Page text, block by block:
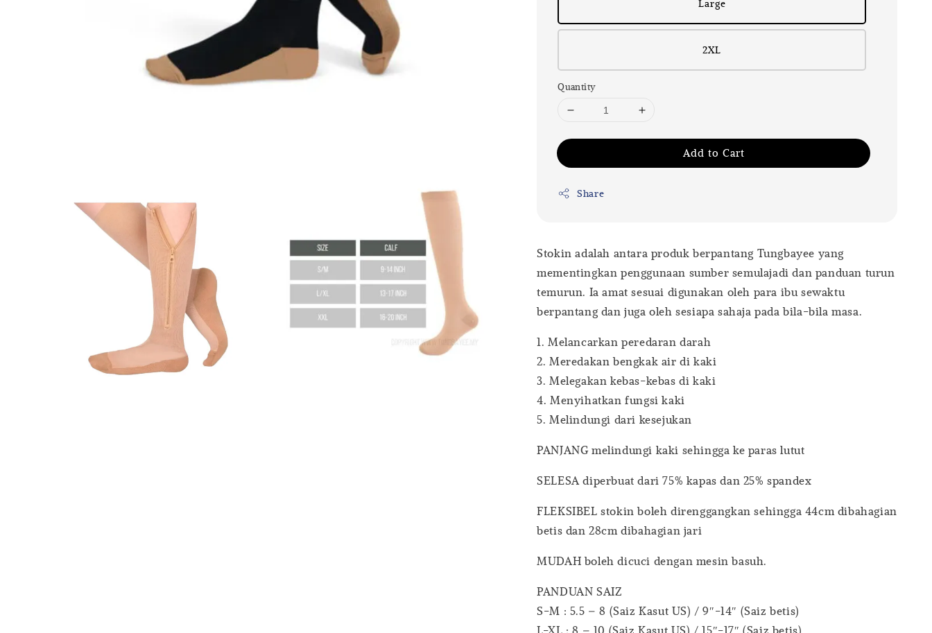
Large
2XL
Quantity
Add to Cart
Share
Stokin adalah antara produk berpantang Tungbayee yang
mementingkan penggunaan sumber semulajadi dan panduan turun
temurun. Ia amat sesuai digunakan oleh para ibu sewaktu
berpantang dan juga oleh sesiapa sahaja pada bila-bila masa.
1. Melancarkan peredaran darah
2. Meredakan bengkak air di kaki
3. Melegakan kebas-kebas di kaki
4. Menyihatkan fungsi kaki
5. Melindungi dari kesejukan
PANJANG melindungi kaki sehingga ke paras lutut
SELESA diperbuat dari 75% kapas dan 25% spandex
FLEKSIBEL stokin boleh direnggangkan sehingga 44cm dibahagian
betis dan 28cm dibahagian jari
MUDAH boleh dicuci dengan mesin basuh.
PANDUAN SAIZ
S-M : 5.5 – 8 (Saiz Kasut US) / 9″-14″ (Saiz betis)